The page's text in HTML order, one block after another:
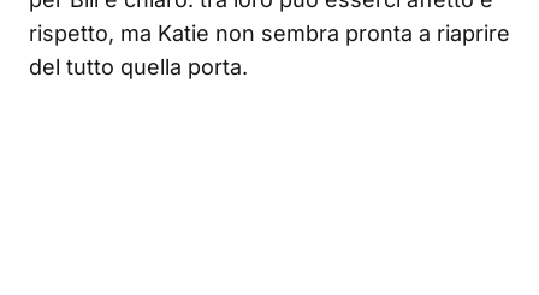
rispetto, ma Katie non sembra pronta a riaprire
del tutto quella porta.